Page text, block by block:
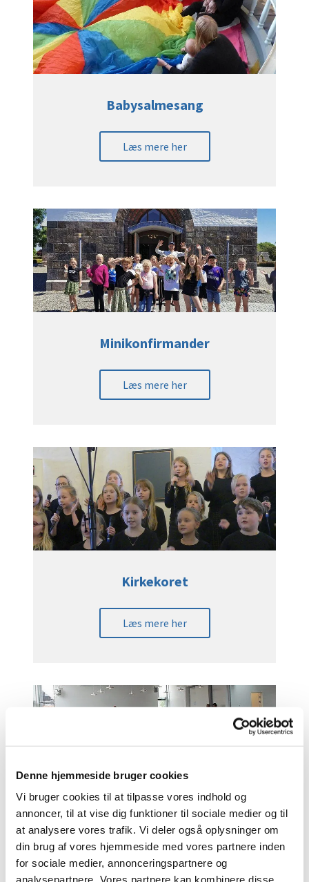
Denne hjemmeside bruger cookies
Vi bruger cookies til at tilpasse vores indhold og
annoncer, til at vise dig funktioner til sociale medier og til
at analysere vores trafik. Vi deler også oplysninger om
din brug af vores hjemmeside med vores partnere inden
for sociale medier, annonceringspartnere og
analysepartnere. Vores partnere kan kombinere disse
Babysalmesang
Læs mere her
Minikonfirmander
Læs mere her
Kirkekoret
Læs mere her
Café-eftermiddage
Læs mere her